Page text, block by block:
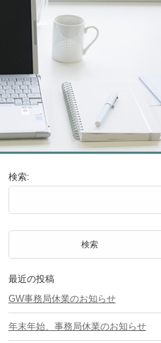
検索:
最近の投稿
GW事務局休業のお知らせ
年末年始、事務局休業のお知らせ